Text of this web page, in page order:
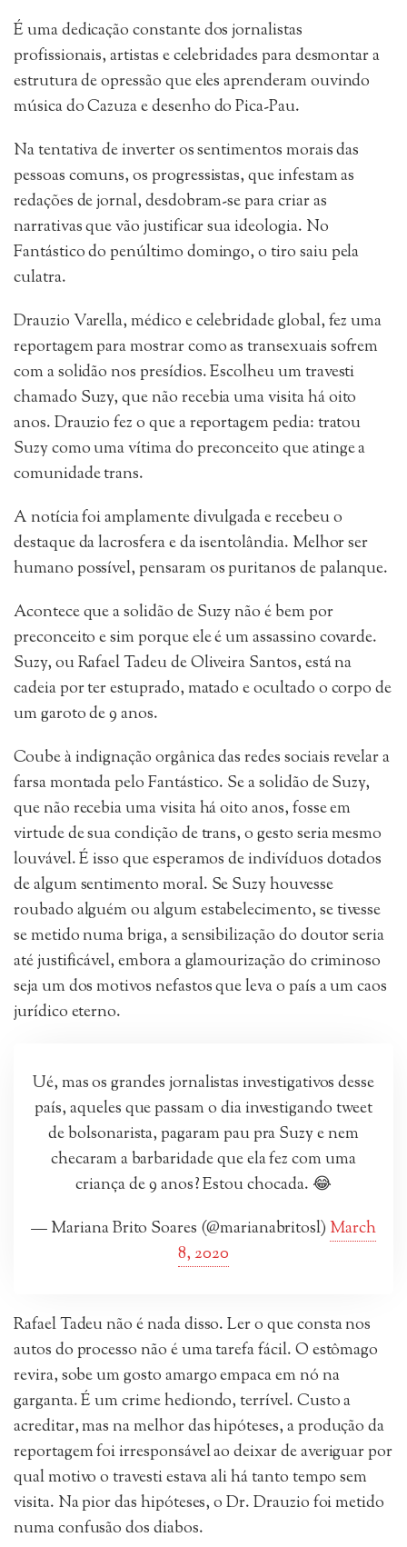
É uma dedicação constante dos jornalistas
profissionais, artistas e celebridades para desmontar a
estrutura de opressão que eles aprenderam ouvindo
música do Cazuza e desenho do Pica-Pau.
Na tentativa de inverter os sentimentos morais das
pessoas comuns, os progressistas, que infestam as
redações de jornal, desdobram-se para criar as
narrativas que vão justificar sua ideologia. No
Fantástico do penúltimo domingo, o tiro saiu pela
culatra.
Drauzio Varella, médico e celebridade global, fez uma
reportagem para mostrar como as transexuais sofrem
com a solidão nos presídios. Escolheu um travesti
chamado Suzy, que não recebia uma visita há oito
anos. Drauzio fez o que a reportagem pedia: tratou
Suzy como uma vítima do preconceito que atinge a
comunidade trans.
A notícia foi amplamente divulgada e recebeu o
destaque da lacrosfera e da isentolândia. Melhor ser
humano possível, pensaram os puritanos de palanque.
Acontece que a solidão de Suzy não é bem por
preconceito e sim porque ele é um assassino covarde.
Suzy, ou Rafael Tadeu de Oliveira Santos, está na
cadeia por ter estuprado, matado e ocultado o corpo de
um garoto de 9 anos.
Coube à indignação orgânica das redes sociais revelar a
farsa montada pelo Fantástico. Se a solidão de Suzy,
que não recebia uma visita há oito anos, fosse em
virtude de sua condição de trans, o gesto seria mesmo
louvável. É isso que esperamos de indivíduos dotados
de algum sentimento moral. Se Suzy houvesse
roubado alguém ou algum estabelecimento, se tivesse
se metido numa briga, a sensibilização do doutor seria
até justificável, embora a glamourização do criminoso
seja um dos motivos nefastos que leva o país a um caos
jurídico eterno.
Ué, mas os grandes jornalistas investigativos desse
país, aqueles que passam o dia investigando tweet
de bolsonarista, pagaram pau pra Suzy e nem
checaram a barbaridade que ela fez com uma
criança de 9 anos? Estou chocada. 😂
— Mariana Brito Soares (@marianabritosl) March
8, 2020
Rafael Tadeu não é nada disso. Ler o que consta nos
autos do processo não é uma tarefa fácil. O estômago
revira, sobe um gosto amargo empaca em nó na
garganta. É um crime hediondo, terrível. Custo a
acreditar, mas na melhor das hipóteses, a produção da
reportagem foi irresponsável ao deixar de averiguar por
qual motivo o travesti estava ali há tanto tempo sem
visita. Na pior das hipóteses, o Dr. Drauzio foi metido
numa confusão dos diabos.